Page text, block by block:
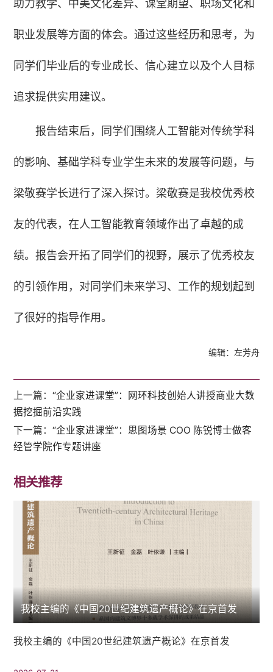
助力教学、中美文化差异、课堂期望、职场文化和
职业发展等方面的体会。通过这些经历和思考，为
同学们毕业后的专业成长、信心建立以及个人目标
追求提供实用建议。
报告结束后，同学们围绕人工智能对传统学科
的影响、基础学科专业学生未来的发展等问题，与
梁敬赛学长进行了深入探讨。梁敬赛是我校优秀校
友的代表，在人工智能教育领域作出了卓越的成
绩。报告会开拓了同学们的视野，展示了优秀校友
的引领作用，对同学们未来学习、工作的规划起到
了很好的指导作用。
编辑：左芳舟
上一篇：“企业家进课堂”：网环科技创始人讲授商业大数
据挖掘前沿实践
下一篇：“企业家进课堂”：思图场景 COO 陈锐博士做客
经管学院作专题讲座
相关推荐
我校主编的《中国20世纪建筑遗产概论》在京首发
我校主编的《中国20世纪建筑遗产概论》在京首发